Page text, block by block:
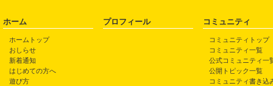
ホーム
ホームトップ
おしらせ
新着通知
はじめての方へ
遊び方
プロフィール コミュニティ
コミュニティトップ
コミュニティ一覧
公式コミュニティ一
公開トピック一覧
コミュニティ書き込